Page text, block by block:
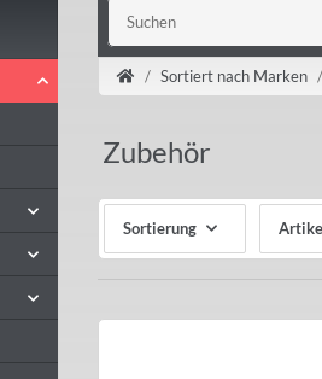
Sortiert nach Marken
Zubehör
Sortierung